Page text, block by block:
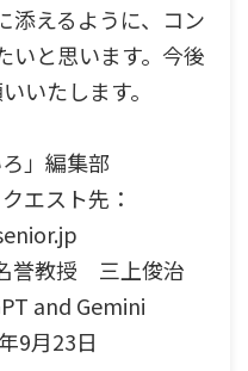
添えるように、コン
いと思います。今後
いたします。
ろ」編集部
エスト先：
誉教授 三上俊治
and Gemini
9月23日